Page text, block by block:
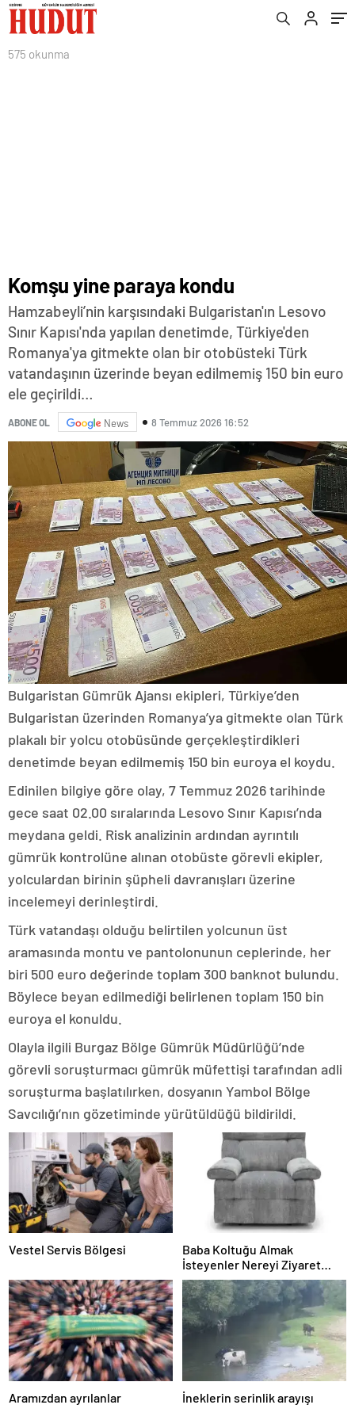
575 okunma
Komşu yine paraya kondu
Hamzabeyli’nin karşısındaki Bulgaristan'ın Lesovo
Sınır Kapısı'nda yapılan denetimde, Türkiye'den
Romanya'ya gitmekte olan bir otobüsteki Türk
vatandaşının üzerinde beyan edilmemiş 150 bin euro
ele geçirildi…
ABONE OL News 8 Temmuz 2026 16:52
Bulgaristan Gümrük Ajansı ekipleri, Türkiye’den
Bulgaristan üzerinden Romanya’ya gitmekte olan Türk
plakalı bir yolcu otobüsünde gerçekleştirdikleri
denetimde beyan edilmemiş 150 bin euroya el koydu.
Edinilen bilgiye göre olay, 7 Temmuz 2026 tarihinde
gece saat 02.00 sıralarında Lesovo Sınır Kapısı’nda
meydana geldi. Risk analizinin ardından ayrıntılı
gümrük kontrolüne alınan otobüste görevli ekipler,
yolculardan birinin şüpheli davranışları üzerine
incelemeyi derinleştirdi.
Türk vatandaşı olduğu belirtilen yolcunun üst
aramasında montu ve pantolonunun ceplerinde, her
biri 500 euro değerinde toplam 300 banknot bulundu.
Böylece beyan edilmediği belirlenen toplam 150 bin
euroya el konuldu.
Olayla ilgili Burgaz Bölge Gümrük Müdürlüğü’nde
görevli soruşturmacı gümrük müfettişi tarafından adli
soruşturma başlatılırken, dosyanın Yambol Bölge
Savcılığı’nın gözetiminde yürütüldüğü bildirildi.
Vestel Servis Bölgesi
Baba Koltuğu Almak
İsteyenler Nereyi Ziyaret
Edebilir?
Aramızdan ayrılanlar İneklerin serinlik arayışı